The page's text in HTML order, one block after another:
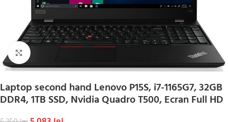
Click to enlarge
Laptop second hand Lenovo P15S, i7-1165G7, 32GB
DDR4, 1TB SSD, Nvidia Quadro T500, Ecran Full HD